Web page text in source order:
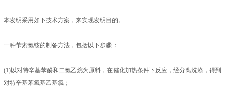
本发明采用如下技术方案，来实现发明目的。
一种苄索氯铵的制备方法，包括以下步骤：
(1)以对特辛基苯酚和二氯乙烷为原料，在催化加热条件下反应，经分离洗涤，得到
对特辛基苯氧基乙基氯；